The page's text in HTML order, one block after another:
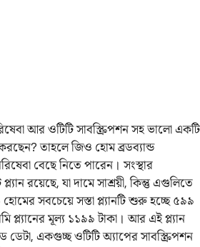
আর ওটিটি সাবস্ক্রিপশন সহ ভালো একটি
তাহলে জিও হোম ব্রডব্যান্ড
বেছে নিতে পারেন। সংস্থার
রয়েছে, যা দামে সাশ্রয়ী, কিন্তু এগুলিতে
সবচেয়ে সস্তা প্ল্যানটি শুরু হচ্ছে ৫৯৯
প্ল্যানের মূল্য ১১৯৯ টাকা। আর এই প্ল্যান
ডেটা, একগুচ্ছ ওটিটি অ্যাপের সাবস্ক্রিপশন